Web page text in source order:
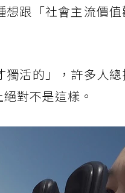
跟「社會主流價
獨活的」，許多人
對不是這樣。